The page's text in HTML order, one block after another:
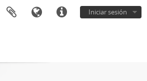
Iniciar sesión